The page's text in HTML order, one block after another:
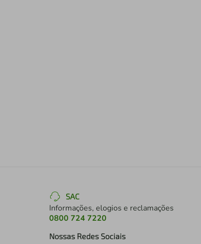
SAC
Informações, elogios e reclamações
0800 724 7220
Nossas Redes Sociais